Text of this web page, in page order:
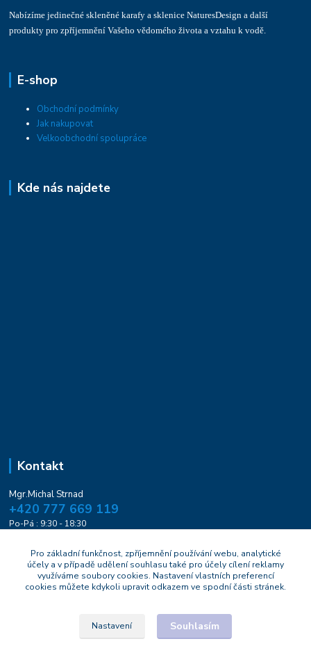
Nabízíme jedinečné skleněné karafy a sklenice NaturesDesign a další
produkty pro zpříjemnění Vašeho vědomého života a vztahu k vodě.
E-shop
Obchodní podmínky
Jak nakupovat
Velkoobchodní spolupráce
Kde nás najdete
Kontakt
Mgr.Michal Strnad
+420 777 669 119
Po-Pá : 9:30 - 18:30
naturesa@email.cz
Pro základní funkčnost, zpříjemnění používání webu, analytické
účely a v případě udělení souhlasu také pro účely cílení reklamy
využíváme soubory cookies. Nastavení vlastních preferencí
cookies můžete kdykoli upravit odkazem ve spodní části stránek.
Nastavení Souhlasím